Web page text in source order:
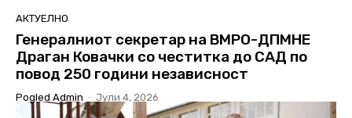
АКТУЕЛНО
Генералниот секретар на ВМРО-ДПМНЕ
Драган Ковачки со честитка до САД по
повод 250 години независност
Pogled Admin - Јули 4, 2026